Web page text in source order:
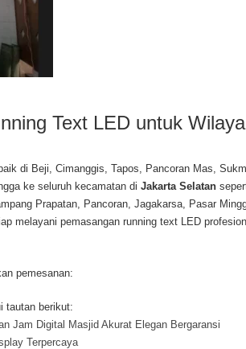
Text LED untuk
di Beji, Cimanggis, Tapos, Pancoran Mas,
ke seluruh kecamatan di Jakarta Selatan
Prapatan, Pancoran, Jagakarsa, Pasar
melayani pemasangan running text LED
pemesanan:
tautan berikut:
Jam Digital Masjid Akurat Elegan Bergaransi
Terpercaya